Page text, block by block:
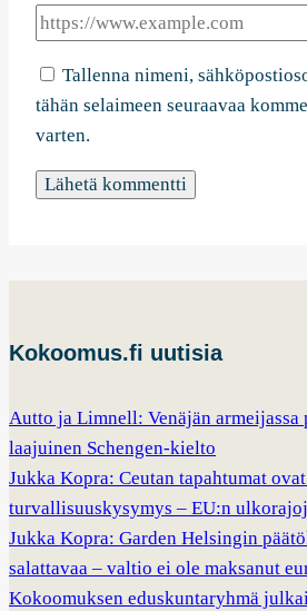
Tallenna nimeni,
tähän selaimeen seuraavaa
varten.
Kokoomus.fi uutisia
Autto ja Limnell: Venäjän
laajuinen Schengen-kielto
Jukka Kopra: Ceutan tapahtumat
turvallisuuskysymys – EU:n
Jukka Kopra: Garden Helsingin
salattavaa – valtio ei ole maksanut
Kokoomuksen eduskuntaryhmä